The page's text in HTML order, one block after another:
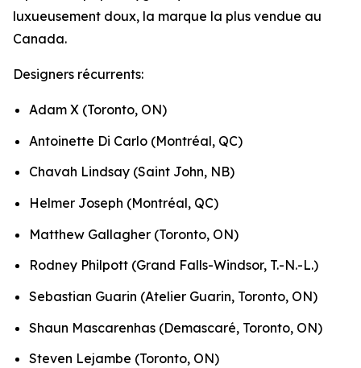
luxueusement doux, la marque la plus vendue au
Canada.
Designers récurrents:
Adam X (Toronto, ON)
Antoinette Di Carlo (Montréal, QC)
Chavah Lindsay (Saint John, NB)
Helmer Joseph (Montréal, QC)
Matthew Gallagher (Toronto, ON)
Rodney Philpott (Grand Falls-Windsor, T.-N.-L.)
Sebastian Guarin (Atelier Guarin, Toronto, ON)
Shaun Mascarenhas (Demascaré, Toronto, ON)
Steven Lejambe (Toronto, ON)